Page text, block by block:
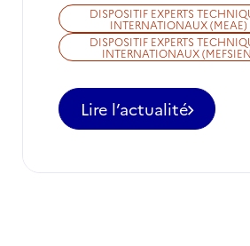
DISPOSITIF EXPERTS
INTERNATIONAUX (MEAE)
DISPOSITIF EXPERTS
INTERNATIONAUX
Lire l’actualité
-
Appel
candidatures